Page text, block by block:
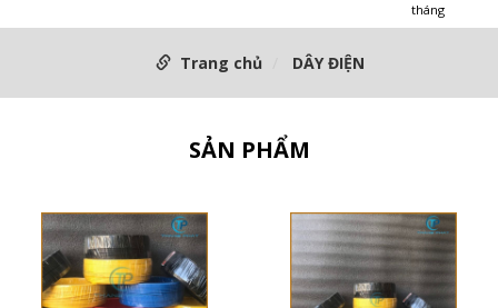
tháng
Trang chủ DÂY ĐIỆN
SẢN PHẨM